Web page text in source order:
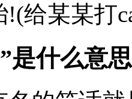
!(给某某打
是什么意